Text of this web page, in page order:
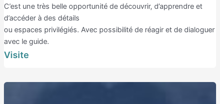
C’est une très belle opportunité de découvrir, d’apprendre et
d’accéder à des détails
ou espaces privilégiés. Avec possibilité de réagir et de dialoguer
avec le guide.
Visite